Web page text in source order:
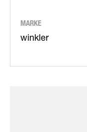
MARKE
winkler